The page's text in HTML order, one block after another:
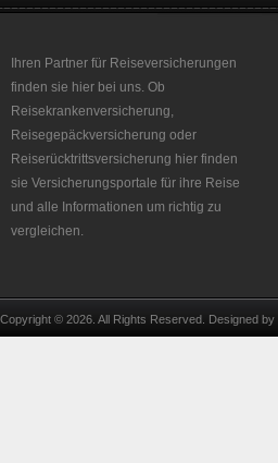
Ihren Partner für Reiseversicherungen
finden sie hier bei uns. Ob
Reisekrankenversicherung,
Reisegepäckversicherung oder
Reiserücktrittsversicherung hier finden
sie Versicherungsportale für ihre Reise
und alle Informationen um richtig zu
vergleichen.
Copyright © 2026. All Rights Reserved. Designed by